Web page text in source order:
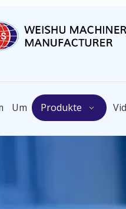
Um Produkte